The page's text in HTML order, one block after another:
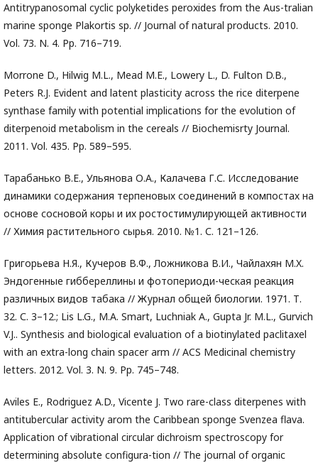
Antitrypanosomal cyclic polyketides peroxides from the Aus-tralian
marine sponge Plakortis sp. // Journal of natural products. 2010.
Vol. 73. N. 4. Pp. 716–719.
Morrone D., Hilwig M.L., Mead M.E., Lowery L., D. Fulton D.B.,
Peters R.J. Evident and latent plasticity across the rice diterpene
synthase family with potential implications for the evolution of
diterpenoid metabolism in the cereals // Biochemisrty Journal.
2011. Vol. 435. Pp. 589–595.
Тарабанько В.Е., Ульянова О.А., Калачева Г.С. Исследование
динамики содержания терпеновых соединений в компостах на
основе сосновой коры и их ростостимулирующей активности
// Химия растительного сырья. 2010. №1. С. 121–126.
Григорьева Н.Я., Кучеров В.Ф., Ложникова В.И., Чайлахян М.X.
Эндогенные гиббереллины и фотопериоди-ческая реакция
различных видов табака // Журнал общей биологии. 1971. Т.
32. С. 3–12.; Lis L.G., M.A. Smart, Luchniak A., Gupta Jr. M.L., Gurvich
V.J.. Synthesis and biological evaluation of a biotinylated paclitaxel
with an extra-long chain spacer arm // ACS Medicinal chemistry
letters. 2012. Vol. 3. N. 9. Pp. 745–748.
Aviles E., Rodriguez A.D., Vicente J. Two rare-class diterpenes with
antitubercular activity arom the Caribbean sponge Svenzea flava.
Application of vibrational circular dichroism spectroscopy for
determining absolute configura-tion // The journal of organic